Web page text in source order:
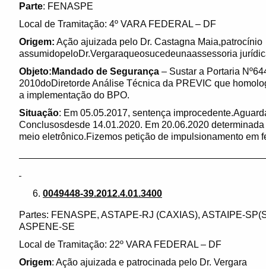
Parte: FENASPE
Local de Tramitação: 4º VARA FEDERAL – DF
Origem: Ação ajuizada pelo Dr. Castagna Maia,patrocínio
assumidopeloDr.Vergaraqueosucedeunaassessoria
Objeto:Mandado de Segurança – Sustar a Portaria
2010doDiretorde Análise Técnica da PREVIC que
a implementação do BPO.
Situação: Em 05.05.2017, sentença
Conclusosdesde 14.01.2020. Em 20.06.2020
meio eletrônico.Fizemos petição de impulsionamento em
0049448-39.2012.4.01.3400
Partes: FENASPE, ASTAPE-RJ (CAXIAS), ASTAIPE-
ASPENE-SE
Local de Tramitação: 22º VARA FEDERAL – DF
Origem: Ação ajuizada e patrocinada pelo Dr. Vergara